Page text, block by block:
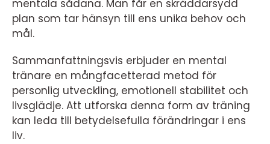
mentala sådana. Man får en skräddarsydd
plan som tar hänsyn till ens unika behov och
mål.
Sammanfattningsvis erbjuder en mental
tränare en mångfacetterad metod för
personlig utveckling, emotionell stabilitet och
livsglädje. Att utforska denna form av träning
kan leda till betydelsefulla förändringar i ens
liv.